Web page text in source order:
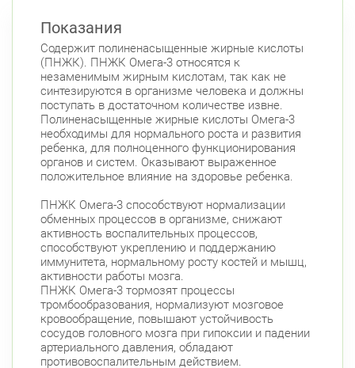
ул. Дыбенко ул., д. 8, к. 3
Улица Дыбенко
Петроградский район
Чкаловский пр., д. 60 Круглосуточно
Петроградская
Спортивная
Чкаловская
Б. Монетная ул., д. 10 Круглосуточно
Горьковская
Петроградская
Приморский район
Туристская ул., д.28 к.1 Круглосуточно
Беговая
Савушкина ул., д.143 Круглосуточно
Беговая
пр. Королёва, д. 61 Круглосуточно
Комендантский пр.
Показания
Содержит полиненасыщенные жирные кислоты
(ПНЖК). ПНЖК Омега-3 относятся к
незаменимым жирным кислотам, так как не
синтезируются в организме человека и должны
поступать в достаточном количестве извне.
Полиненасыщенные жирные кислоты Омега-3
необходимы для нормального роста и развития
ребенка, для полноценного функционирования
органов и систем. Оказывают выраженное
положительное влияние на здоровье ребенка.
ПНЖК Омега-3 способствуют нормализации
обменных процессов в организме, снижают
активность воспалительных процессов,
способствуют укреплению и поддержанию
иммунитета, нормальному росту костей и мышц,
активности работы мозга.
ПНЖК Омега-3 тормозят процессы
тромбообразования, нормализуют мозговое
кровообращение, повышают устойчивость
сосудов головного мозга при гипоксии и падении
артериального давления, обладают
противовоспалительным действием.